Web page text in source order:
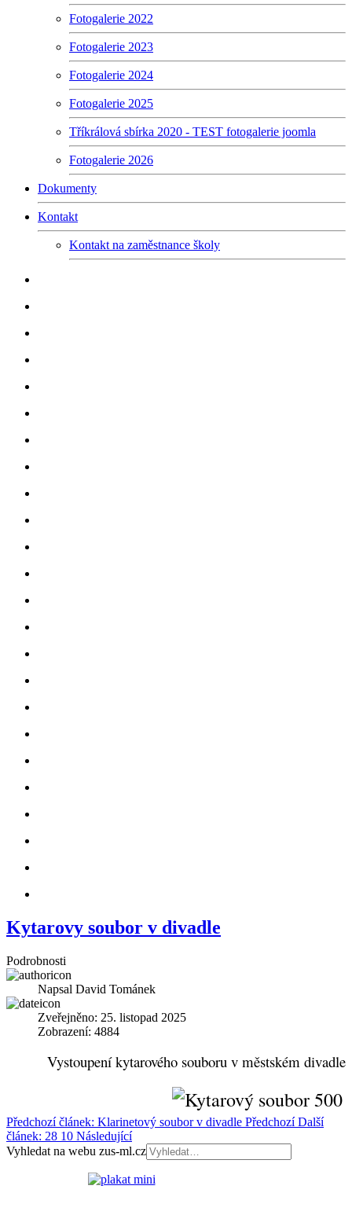
Fotogalerie 2022
Fotogalerie 2023
Fotogalerie 2024
Fotogalerie 2025
Tříkrálová sbírka 2020 - TEST fotogalerie joomla
Fotogalerie 2026
Dokumenty
Kontakt
Kontakt na zaměstnance školy
Kytarovy soubor v divadle
Podrobnosti
Napsal David Tománek
Zveřejněno: 25. listopad 2025
Zobrazení: 4884
Vystoupení kytarového souboru v městském divadle
Předchozí článek: Klarinetový soubor v divadle Předchozí Další
článek: 28 10 Následující
Vyhledat na webu zus-ml.cz